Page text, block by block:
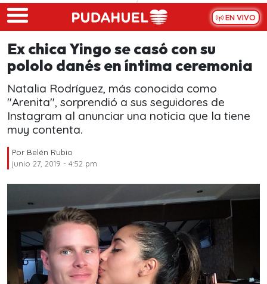
Skip to main content
EN VIVO
Ex chica Yingo se casó con su
pololo danés en íntima ceremonia
Natalia Rodríguez, más conocida como
"Arenita", sorprendió a sus seguidores de
Instagram al anunciar una noticia que la tiene
muy contenta.
Por Belén Rubio
junio 27, 2019 - 4:52 pm